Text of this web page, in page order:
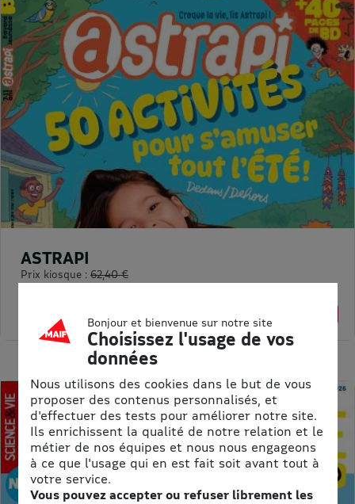
ASTRAPI
Prix kiosque : 62,40 €
Bonjour et bienvenue sur notre site
Choisissez l'usage de vos
données
Nous utilisons des cookies dans le but de vous
proposer des contenus personnalisés, et
d'effectuer des tests pour améliorer notre site.
Ils enrichissent la qualité de notre relation et le
métier de nos équipes et nous nous engageons
à ce que l'usage qui en est fait soit avant tout à
votre service.
Vous pouvez accepter ou refuser librement les